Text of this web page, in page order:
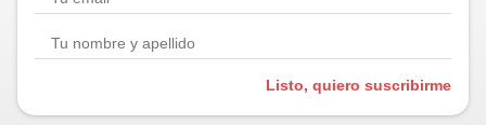
Listo, quiero suscribirme